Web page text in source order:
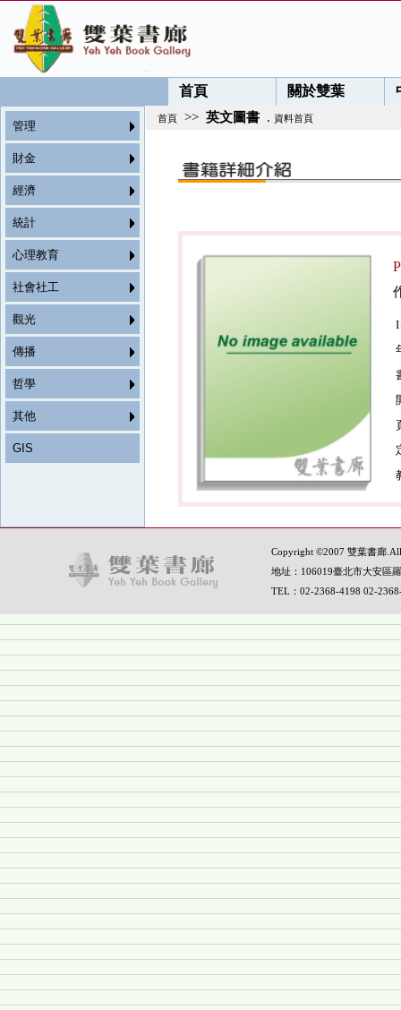
首頁 關於雙葉
管理
財金
經濟
統計
心理教育
社會社工
觀光
傳播
哲學
其他
GIS
首頁 >> 英文圖書 . 資料首頁
Copyright ©2007 雙葉書廊.All
地址：106019臺北市大安區
TEL：02-2368-4198 02-